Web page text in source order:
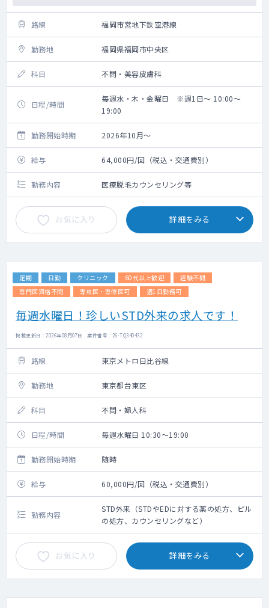
路線 福岡市営地下鉄空港線
勤務地 福岡県福岡市中央区
科目 不問・美容皮膚科
日程/時間
毎週水・木・金曜日 ※週1日～ 10:00～
19:00
勤務開始時期 2026年10月～
給与 64,000円/回（税込・交通費別）
勤務内容 医療脱毛カウンセリング等
お気に入り 詳細をみる
定期 日勤 クリニック 60代以上歓迎
経験不問
専門医資格不問
専攻医・専修医可 週1日勤務可
毎週水曜日！珍しいSTD外来の求人です！
掲載更新日 : 2026年08月07日 案件番号 : 26-TQ340432
路線 東京メトロ日比谷線
勤務地 東京都台東区
科目 不問・婦人科
日程/時間 毎週水曜日 10:30～19:00
勤務開始時期 随時
給与 60,000円/回（税込・交通費別）
勤務内容
STD外来（STDやEDに対する薬の処方、ピル
の処方、カウンセリングなど）
お気に入り 詳細をみる